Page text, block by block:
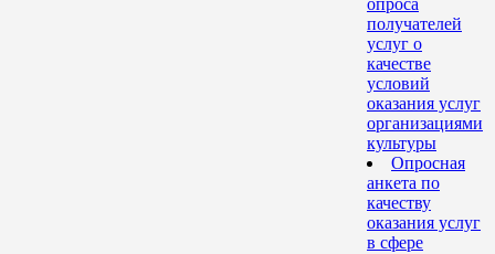
опроса
получателей
услуг о
качестве
условий
оказания услуг
организациями
культуры
Опросная
анкета по
качеству
оказания услуг
в сфере